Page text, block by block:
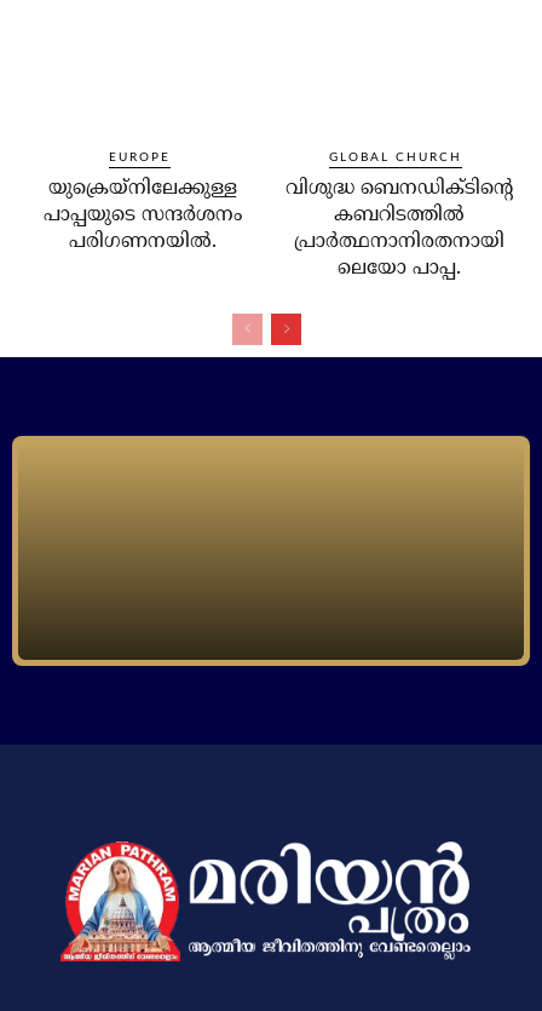
EUROPE
യുക്രെയ്‌നിലേക്കുള്ള
പാപ്പയുടെ സന്ദര്‍ശനം
പരിഗണനയില്‍.
GLOBAL CHURCH
വിശുദ്ധ ബെനഡിക്ടിന്റെ
കബറിടത്തില്‍
പ്രാര്‍ത്ഥനാനിരതനായി
ലെയോ പാപ്പ.